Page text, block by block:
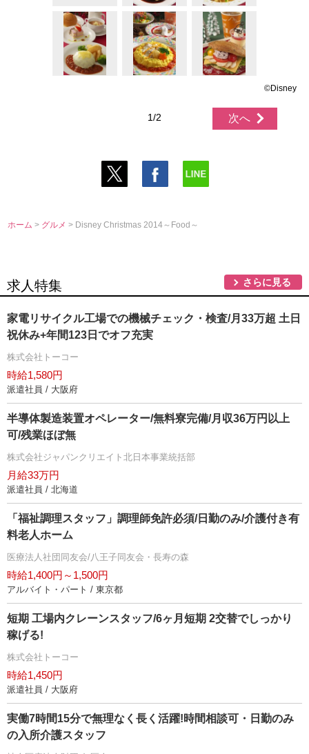
©Disney
次へ
1/2
ホーム > グルメ> Disney Christmas 2014～Food～
求人特集 さらに見る
家電リサイクル工場での機械チェック・検査/月33万超 土日
祝休み+年間123日でオフ充実
株式会社トーコー
時給1,580円
派遣社員 / 大阪府
半導体製造装置オペレーター/無料寮完備/月収36万円以上
可/残業ほぼ無
株式会社ジャパンクリエイト北日本事業統括部
月給33万円
派遣社員 / 北海道
「福祉調理スタッフ」調理師免許必須/日勤のみ/介護付き有
料老人ホーム
医療法人社団同友会/八王子同友会・長寿の森
時給1,400円～1,500円
アルバイト・パート / 東京都
短期 工場内クレーンスタッフ/6ヶ月短期 2交替でしっかり
稼げる!
株式会社トーコー
時給1,450円
派遣社員 / 大阪府
実働7時間15分で無理なく長く活躍!時間相談可・日勤のみ
の入所介護スタッフ